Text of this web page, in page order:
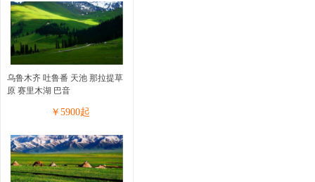
乌鲁木齐 吐鲁番 天池 那拉提草
原 赛里木湖 巴音
￥ 5900起